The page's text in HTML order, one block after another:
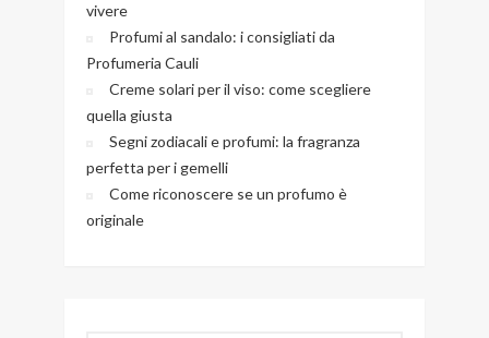
vivere
Profumi al sandalo: i consigliati da
Profumeria Cauli
Creme solari per il viso: come scegliere
quella giusta
Segni zodiacali e profumi: la fragranza
perfetta per i gemelli
Come riconoscere se un profumo è
originale